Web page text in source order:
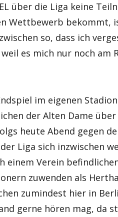
über die Liga keine
Wettbewerb bekommt,
so, dass ich
es mich nur noch am
im eigenen
der Alten Dame
heute Abend gegen
Liga sich inzwischen
einem Verein
zuwenden als
zumindest hier in
gerne hören mag, da